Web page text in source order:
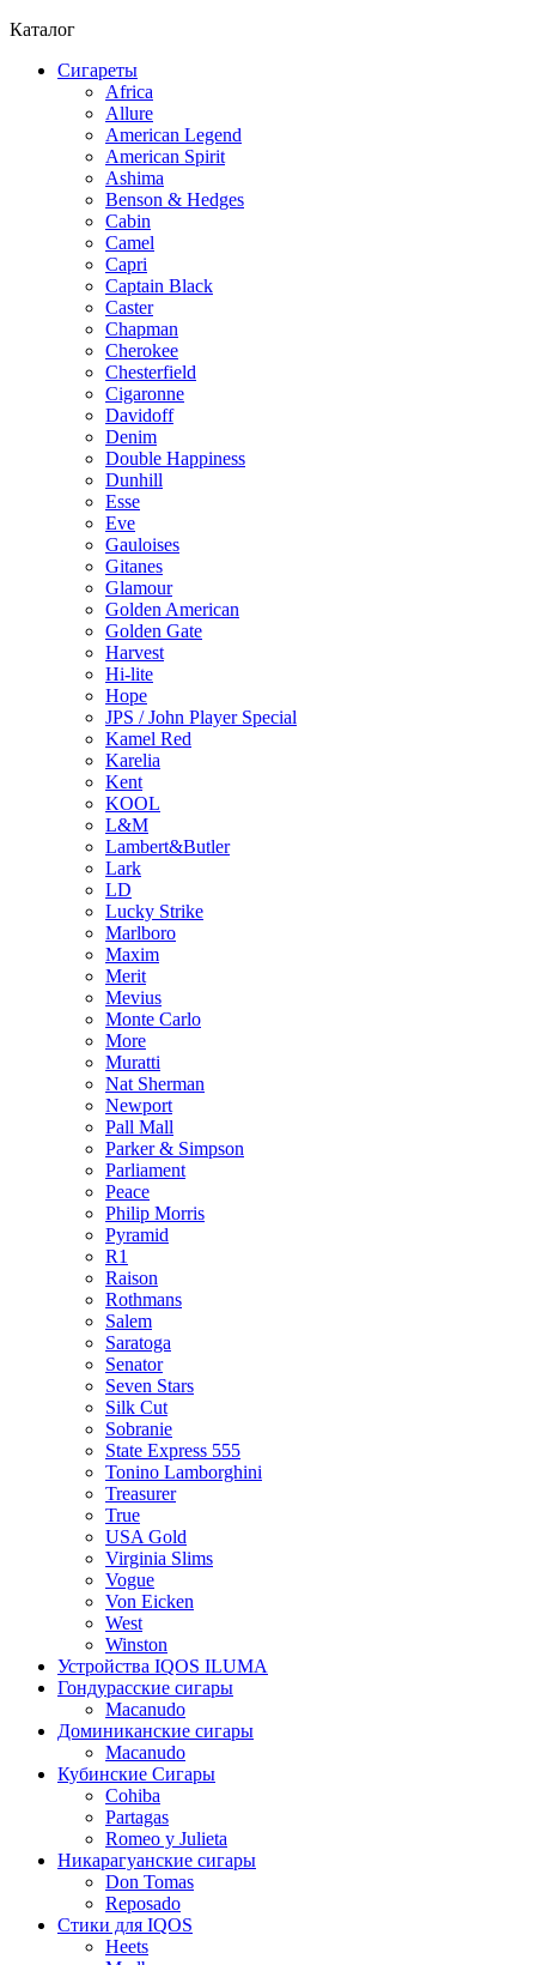
Каталог
Сигареты
Africa
Allure
American Legend
American Spirit
Ashima
Benson & Hedges
Cabin
Camel
Capri
Captain Black
Caster
Chapman
Cherokee
Chesterfield
Cigaronne
Davidoff
Denim
Double Happiness
Dunhill
Esse
Eve
Gauloises
Gitanes
Glamour
Golden American
Golden Gate
Harvest
Hi-lite
Hope
JPS / John Player Special
Kamel Red
Karelia
Kent
KOOL
L&M
Lambert&Butler
Lark
LD
Lucky Strike
Marlboro
Maxim
Merit
Mevius
Monte Carlo
More
Muratti
Nat Sherman
Newport
Pall Mall
Parker & Simpson
Parliament
Peace
Philip Morris
Pyramid
R1
Raison
Rothmans
Salem
Saratoga
Senator
Seven Stars
Silk Cut
Sobranie
State Express 555
Tonino Lamborghini
Treasurer
True
USA Gold
Virginia Slims
Vogue
Von Eicken
West
Winston
Устройства IQOS ILUMA
Гондурасские сигары
Macanudo
Доминиканские сигары
Macanudo
Кубинские Сигары
Cohiba
Partagas
Romeo y Julieta
Никарагуанские сигары
Don Tomas
Reposado
Стики для IQOS
Heets